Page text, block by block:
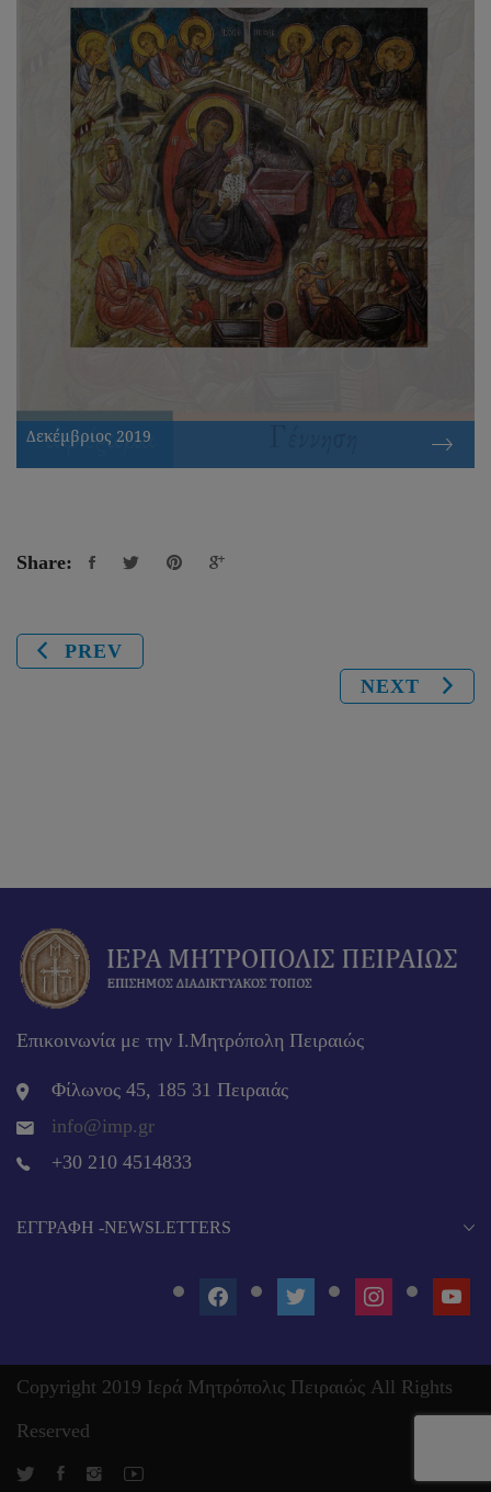
Δεκέμβριος 2019
Share:
PREV
NEXT
Επικοινωνία με την Ι.Μητρόπολη Πειραιώς
Φίλωνος 45, 185 31 Πειραιάς
info@imp.gr
+30 210 4514833
EΓΓΡΑΦΉ -NEWSLETTERS
FACEBOOKTWITTER INSTAGRAM
Copyright 2019 Ιερά Μητρόπολις Πειραιώς All Rights
Reserved